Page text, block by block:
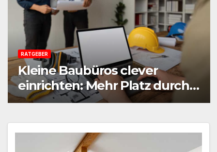
RATGEBER
Kleine Baubüros clever
einrichten: Mehr Platz durch
smarte Möbel